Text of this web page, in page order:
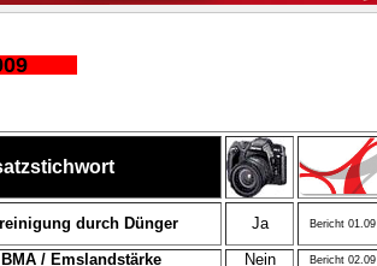
durch Dünger Ja Bericht 01.09
/ Emslandstärke Nein Bericht 02.09